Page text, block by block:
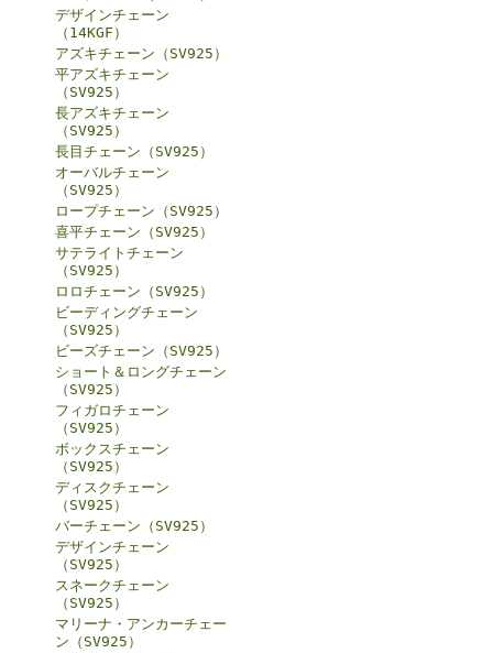
デザインチェーン
（14KGF）
アズキチェーン（SV925）
平アズキチェーン
（SV925）
長アズキチェーン
（SV925）
長目チェーン（SV925）
オーバルチェーン
（SV925）
ロープチェーン（SV925）
喜平チェーン（SV925）
サテライトチェーン
（SV925）
ロロチェーン（SV925）
ビーディングチェーン
（SV925）
ビーズチェーン（SV925）
ショート＆ロングチェーン
（SV925）
フィガロチェーン
（SV925）
ボックスチェーン
（SV925）
ディスクチェーン
（SV925）
バーチェーン（SV925）
デザインチェーン
（SV925）
スネークチェーン
（SV925）
マリーナ・アンカーチェー
ン（SV925）